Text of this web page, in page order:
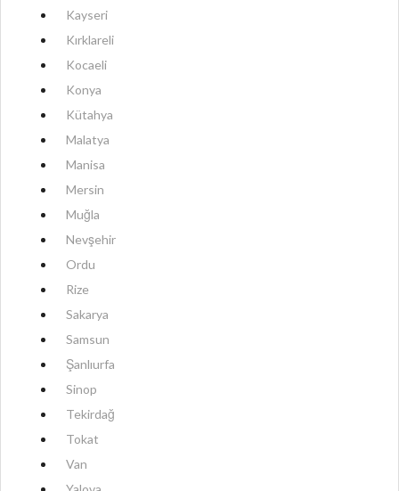
Kayseri
Kırklareli
Kocaeli
Konya
Kütahya
Malatya
Manisa
Mersin
Muğla
Nevşehir
Ordu
Rize
Sakarya
Samsun
Şanlıurfa
Sinop
Tekirdağ
Tokat
Van